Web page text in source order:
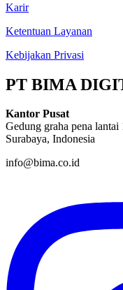
Karir
Ketentuan Layanan
Kebijakan Privasi
PT BIMA
Kantor Pusat
Gedung graha pena
Surabaya, Indonesia
info@bima.co.id